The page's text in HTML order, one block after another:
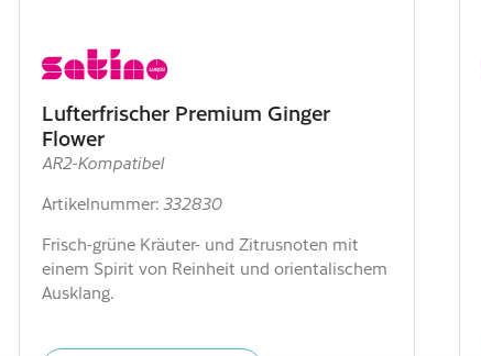
Lufterfrischer Premium Ginger
Flower
AR2-Kompatibel
Artikelnummer:332830
Frisch-grüne Kräuter- und Zitrusnoten mit
einem Spirit von Reinheit und orientalischem
Ausklang.